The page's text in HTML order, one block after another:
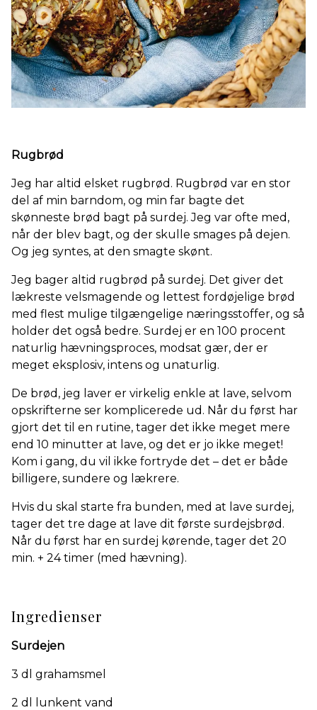
Rugbrød
Jeg har altid elsket rugbrød. Rugbrød var en stor
del af min barndom, og min far bagte det
skønneste brød bagt på surdej. Jeg var ofte med,
når der blev bagt, og der skulle smages på dejen.
Og jeg syntes, at den smagte skønt.
Jeg bager altid rugbrød på surdej. Det giver det
lækreste velsmagende og lettest fordøjelige brød
med flest mulige tilgængelige næringsstoffer, og så
holder det også bedre. Surdej er en 100 procent
naturlig hævningsproces, modsat gær, der er
meget eksplosiv, intens og unaturlig.
De brød, jeg laver er virkelig enkle at lave, selvom
opskrifterne ser komplicerede ud. Når du først har
gjort det til en rutine, tager det ikke meget mere
end 10 minutter at lave, og det er jo ikke meget!
Kom i gang, du vil ikke fortryde det – det er både
billigere, sundere og lækrere.
Hvis du skal starte fra bunden, med at lave surdej,
tager det tre dage at lave dit første surdejsbrød.
Når du først har en surdej kørende, tager det 20
min. + 24 timer (med hævning).
Ingredienser
Surdejen
3 dl grahamsmel
2 dl lunkent vand